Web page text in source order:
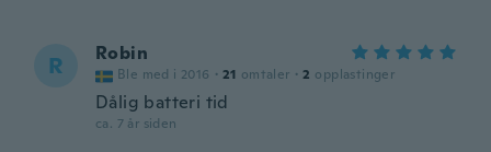
R Robin
Ble med i 2016 · 21 omtaler · 2 opplastinger
Dålig batteri tid
ca. 7 år siden